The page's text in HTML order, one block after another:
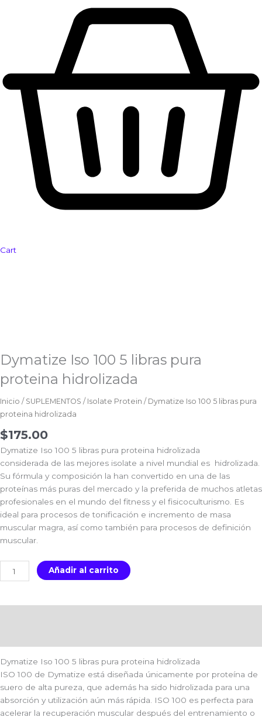
Cart
Dymatize Iso 100 5 libras pura
proteina hidrolizada
Inicio / SUPLEMENTOS / Isolate Protein / Dymatize Iso 100 5 libras pura
proteina hidrolizada
$175.00
Dymatize Iso 100 5 libras pura proteina hidrolizada
considerada de las mejores isolate a nivel mundial es hidrolizada.
Su fórmula y composición la han convertido en una de las
proteínas más puras del mercado y la preferida de muchos atletas
profesionales en el mundo del fitness y el fisicoculturismo. Es
ideal para procesos de tonificación e incremento de masa
muscular magra, así como también para procesos de definición
muscular.
cantidad
Añadir al carrito
Dymatize Iso 100 5 libras pura proteina hidrolizada
ISO 100 de Dymatize está diseñada únicamente por proteína de
suero de alta pureza, que además ha sido hidrolizada para una
absorción y utilización aún más rápida. ISO 100 es perfecta para
acelerar la recuperación muscular después del entrenamiento o